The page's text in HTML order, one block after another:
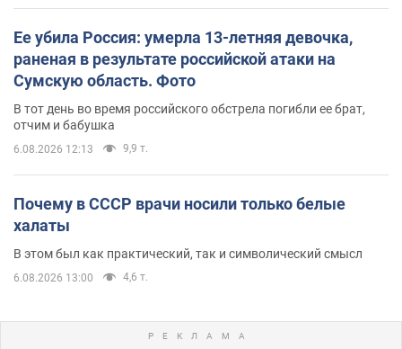
Ее убила Россия: умерла 13-летняя девочка,
раненая в результате российской атаки на
Сумскую область. Фото
В тот день во время российского обстрела погибли ее брат,
отчим и бабушка
6.08.2026 12:13 9,9 т.
Почему в СССР врачи носили только белые
халаты
В этом был как практический, так и символический смысл
6.08.2026 13:00 4,6 т.